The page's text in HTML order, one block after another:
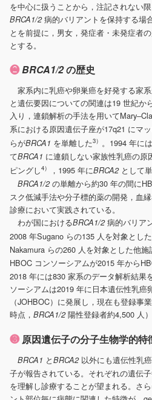
を中心に扱うことから，注記されない
BRCA1/2病的バリアントを保持する場
とを前提に，男女，発症者・未発症者
とする。
❷BRCA1/2の歴史
家系内に乳癌や卵巣癌を好発する家
と遺伝要因についての関連は19 世紀か
入り，連鎖解析の手法を用いて
系における原因遺伝子座が17q21 にマ
らがBRCA1 を単離した3） 。1994 年に
てBRCA1 に連鎖しない家族性乳癌の原
ピングし4） ，1995 年にBRCA2として
BRCA1/2の単離から約30 年の間に
スク低減手法や分子標的薬の開発，血
診療において実践されている。
わが国におけるBRCA1/2病的バリア
2008 年Sugano らの135 人を対象とし
Nakamura らの260 人を対象とした他
HBOC コンソーシアムが2015 年から
2018 年には830 家系のデータ解析結果
ソーシアムは2019 年に日本遺伝性乳癌
（JOHBOC）に発展し，現在も登録事
時点， BRCA1/2陽性登録者約4,500 人）
❸ 原因遺伝子の分子生物学的特
BRCA1 とBRCA2以外にも遺伝性乳
子が報告されている。それぞれの遺伝
を理解し診療することが望まれる。さ